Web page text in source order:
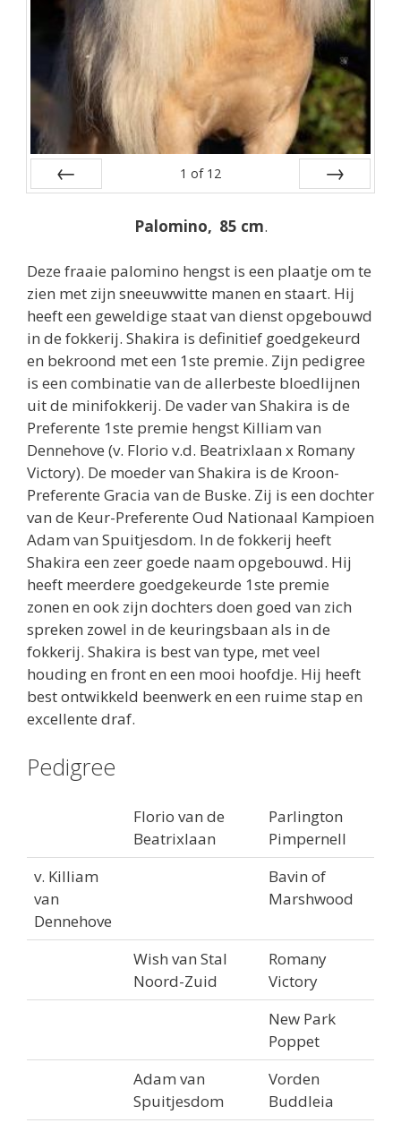
1 of 12
Palomino, 85 cm.
Deze fraaie palomino hengst is een plaatje om te
zien met zijn sneeuwwitte manen en staart. Hij
heeft een geweldige staat van dienst opgebouwd
in de fokkerij. Shakira is definitief goedgekeurd
en bekroond met een 1ste premie. Zijn pedigree
is een combinatie van de allerbeste bloedlijnen
uit de minifokkerij. De vader van Shakira is de
Preferente 1ste premie hengst Killiam van
Dennehove (v. Florio v.d. Beatrixlaan x Romany
Victory). De moeder van Shakira is de Kroon-
Preferente Gracia van de Buske. Zij is een dochter
van de Keur-Preferente Oud Nationaal Kampioen
Adam van Spuitjesdom. In de fokkerij heeft
Shakira een zeer goede naam opgebouwd. Hij
heeft meerdere goedgekeurde 1ste premie
zonen en ook zijn dochters doen goed van zich
spreken zowel in de keuringsbaan als in de
fokkerij. Shakira is best van type, met veel
houding en front en een mooi hoofdje. Hij heeft
best ontwikkeld beenwerk en een ruime stap en
excellente draf.
Pedigree
Florio van de
Beatrixlaan
Parlington
Pimpernell
v. Killiam
van
Dennehove
Bavin of
Marshwood
Wish van Stal
Noord-Zuid
Romany
Victory
New Park
Poppet
Adam van
Spuitjesdom
Vorden
Buddleia